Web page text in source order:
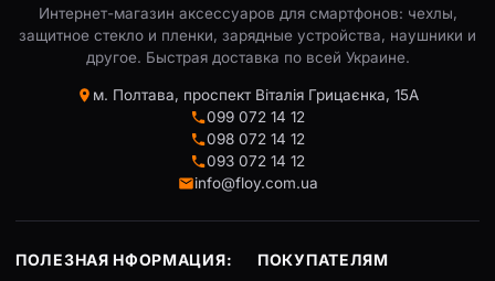
Интернет-магазин аксессуаров для смартфонов: чехлы,
защитное стекло и пленки, зарядные устройства, наушники и
другое. Быстрая доставка по всей Украине.
м. Полтава, проспект Віталія Грицаєнка, 15А
099 072 14 12
098 072 14 12
093 072 14 12
info@floy.com.ua
ПОЛЕЗНАЯ НФОРМАЦИЯ: ПОКУПАТЕЛЯМ